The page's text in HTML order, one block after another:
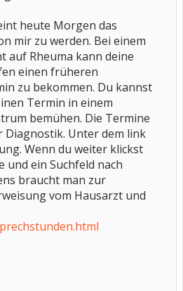
heute Morgen das
mir zu werden. Bei einem
auf Rheuma kann deine
einen früheren
zu bekommen. Du kannst
Termin in einem
bemühen. Die Termine
Diagnostik. Unter dem link
Wenn du weiter klickst
und ein Suchfeld nach
braucht man zur
vom Hausarzt und